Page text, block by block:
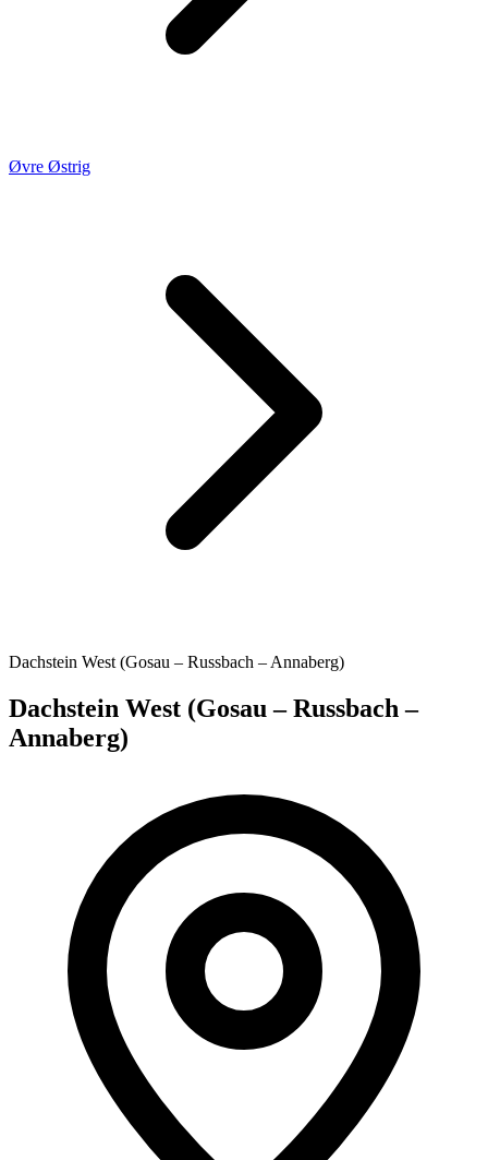
Øvre Østrig
Dachstein West (Gosau – Russbach – Annaberg)
Dachstein West (Gosau – Russbach –
Annaberg)